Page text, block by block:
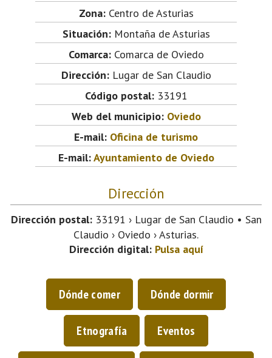
Zona:Centro de Asturias
Situación:Montaña de Asturias
Comarca:Comarca de Oviedo
Dirección:Lugar de San Claudio
Código postal:33191
Web del municipio: Oviedo
E-mail: Oficina de turismo
E-mail:Ayuntamiento de Oviedo
Dirección
Dirección postal:33191 › Lugar de San Claudio • San
Claudio › Oviedo › Asturias.
Dirección digital: Pulsa aquí
Dónde comer Dónde dormir
Etnografía Eventos